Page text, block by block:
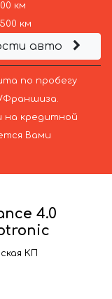
км
км
авто
по пробегу
Франшиза.
на кредитной
Вами
4.0
КП